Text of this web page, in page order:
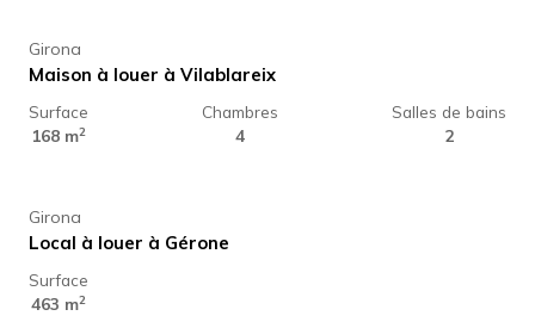
Girona
Maison à louer à Vilablareix
Surface
168 m2
Chambres
4
Salles de bains
2
1.550 € /
Girona
Local à louer à Gérone
Surface
463 m2